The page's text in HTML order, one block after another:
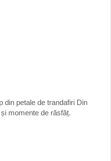
din petale de trandafiri Din
momente de răsfăț.